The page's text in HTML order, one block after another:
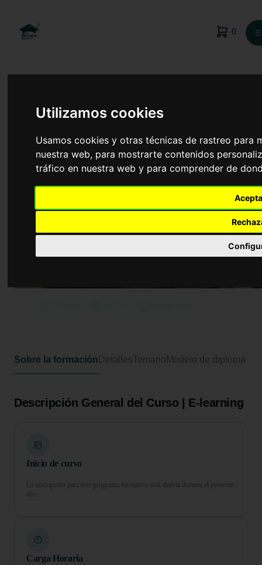
Utilizamos cookies
Usamos cookies y otras técnicas de rastreo para
nuestra web, para mostrarte contenidos
tráfico en nuestra web y para comprender de
0 ☰
Sobre la formación DetallesTemario Modelo de diploma
Descripción General del Curso | E-learning
Inicio de curso
La inscripción para este programa formativo está abierta durante el presente
año.
Carga Horaria